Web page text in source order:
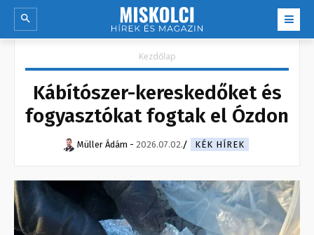
Kezdőlap
Kábítószer-kereskedőket és
fogyasztókat fogtak el Ózdon
Müller Ádám - 2026.07.02. KÉK HÍREK